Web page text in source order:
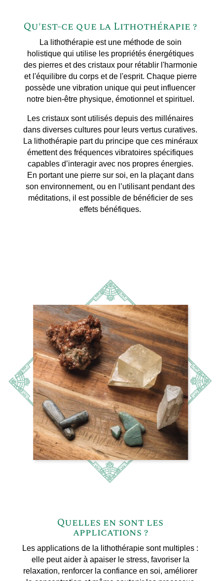
Qu'est-ce que la Lithothérapie ?
La lithothérapie est une méthode de soin
holistique qui utilise les propriétés énergétiques
des pierres et des cristaux pour rétablir l'harmonie
et l'équilibre du corps et de l'esprit. Chaque pierre
possède une vibration unique qui peut influencer
notre bien-être physique, émotionnel et spirituel.
Les cristaux sont utilisés depuis des millénaires
dans diverses cultures pour leurs vertus curatives.
La lithothérapie part du principe que ces minéraux
émettent des fréquences vibratoires spécifiques
capables d’interagir avec nos propres énergies.
En portant une pierre sur soi, en la plaçant dans
son environnement, ou en l’utilisant pendant des
méditations, il est possible de bénéficier de ses
effets bénéfiques.
Quelles en sont les
applications ?
Les applications de la lithothérapie sont multiples :
elle peut aider à apaiser le stress, favoriser la
relaxation, renforcer la confiance en soi, améliorer